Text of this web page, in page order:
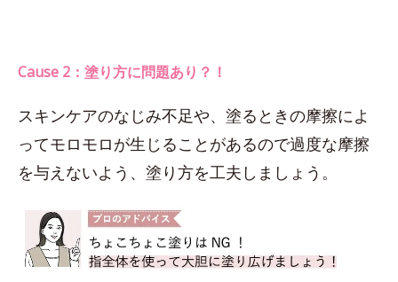
Cause 2：塗り方に問題あり？！
スキンケアのなじみ不足や、塗るときの摩擦によ
ってモロモロが生じることがあるので過度な摩擦
を与えないよう、塗り方を工夫しましょう。